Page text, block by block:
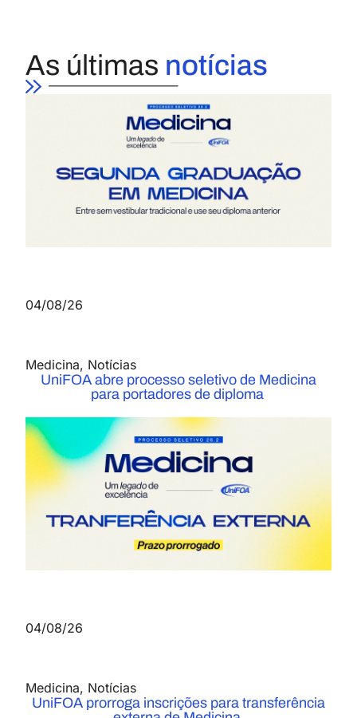
As últimas notícias
04/08/26
Medicina, Notícias
UniFOA abre processo seletivo de Medicina
para portadores de diploma
04/08/26
Medicina, Notícias
UniFOA prorroga inscrições para transferência